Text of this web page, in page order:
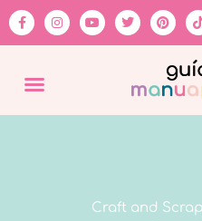
Craft and Scrap